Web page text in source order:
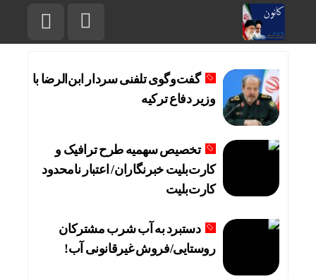
گفت‌وگوی تلفنی سردار ابن‌الرضا با
وزیر دفاع ترکیه
تخصیص سهمیه طرح ترافیک و
کارت‌بلیت خبرنگاران/ اعتبار نامحدود
کارت‌بلیت
دستبرد به آب شرب مشترکان
روستایی/فروش غیرقانونی آب!